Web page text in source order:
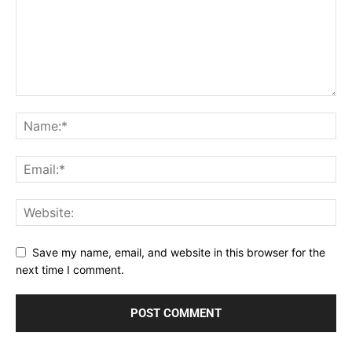
Save my name, email, and website in this browser for the
next time I comment.